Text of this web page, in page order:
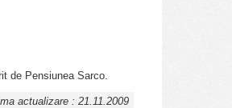
de Pensiunea Sarco.
actualizare : 21.11.2009